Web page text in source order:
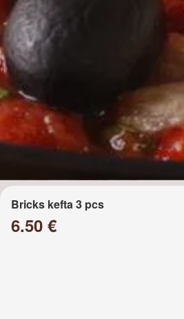
Bricks kefta 3 pcs
6.50 €